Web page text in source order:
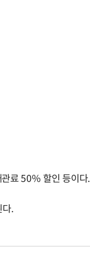
료 50% 할인 등이다.
.